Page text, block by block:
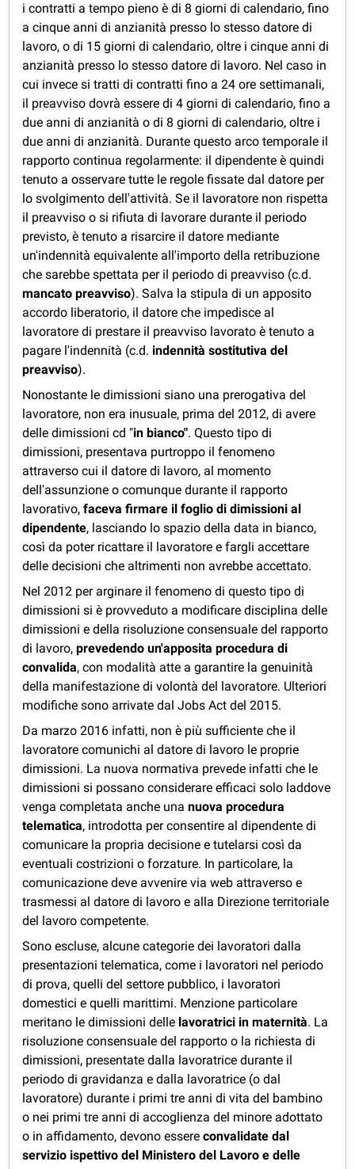
i contratti a tempo pieno è di 8 giorni di calendario, fino
a cinque anni di anzianità presso lo stesso datore di
lavoro, o di 15 giorni di calendario, oltre i cinque anni di
anzianità presso lo stesso datore di lavoro. Nel caso in
cui invece si tratti di contratti fino a 24 ore settimanali,
il preavviso dovrà essere di 4 giorni di calendario, fino a
due anni di anzianità o di 8 giorni di calendario, oltre i
due anni di anzianità. Durante questo arco temporale il
rapporto continua regolarmente: il dipendente è quindi
tenuto a osservare tutte le regole fissate dal datore per
lo svolgimento dell'attività. Se il lavoratore non rispetta
il preavviso o si rifiuta di lavorare durante il periodo
previsto, è tenuto a risarcire il datore mediante
un'indennità equivalente all'importo della retribuzione
che sarebbe spettata per il periodo di preavviso (c.d.
mancato preavviso). Salva la stipula di un apposito
accordo liberatorio, il datore che impedisce al
lavoratore di prestare il preavviso lavorato è tenuto a
pagare l'indennità (c.d. indennità sostitutiva del
preavviso).
Nonostante le dimissioni siano una prerogativa del
lavoratore, non era inusuale, prima del 2012, di avere
delle dimissioni cd "in bianco". Questo tipo di
dimissioni, presentava purtroppo il fenomeno
attraverso cui il datore di lavoro, al momento
dell'assunzione o comunque durante il rapporto
lavorativo, faceva firmare il foglio di dimissioni al
dipendente, lasciando lo spazio della data in bianco,
così da poter ricattare il lavoratore e fargli accettare
delle decisioni che altrimenti non avrebbe accettato.
Nel 2012 per arginare il fenomeno di questo tipo di
dimissioni si è provveduto a modificare disciplina delle
dimissioni e della risoluzione consensuale del rapporto
di lavoro,prevedendo un'apposita procedura di
convalida, con modalità atte a garantire la genuinità
della manifestazione di volontà del lavoratore. Ulteriori
modifiche sono arrivate dal Jobs Act del 2015.
Da marzo 2016 infatti, non è più sufficiente che il
lavoratore comunichi al datore di lavoro le proprie
dimissioni. La nuova normativa prevede infatti che le
dimissioni si possano considerare efficaci solo laddove
venga completata anche una nuova procedura
telematica, introdotta per consentire al dipendente di
comunicare la propria decisione e tutelarsi così da
eventuali costrizioni o forzature. In particolare, la
comunicazione deve avvenire via web attraverso e
trasmessi al datore di lavoro e alla Direzione territoriale
del lavoro competente.
Sono escluse, alcune categorie dei lavoratori dalla
presentazioni telematica, come i lavoratori nel periodo
di prova, quelli del settore pubblico, i lavoratori
domestici e quelli marittimi. Menzione particolare
meritano le dimissioni delle lavoratrici in maternità. La
risoluzione consensuale del rapporto o la richiesta di
dimissioni, presentate dalla lavoratrice durante il
periodo di gravidanza e dalla lavoratrice (o dal
lavoratore) durante i primi tre anni di vita del bambino
o nei primi tre anni di accoglienza del minore adottato
o in affidamento, devono essereconvalidate dal
servizio ispettivo del Ministero del Lavoro e delle